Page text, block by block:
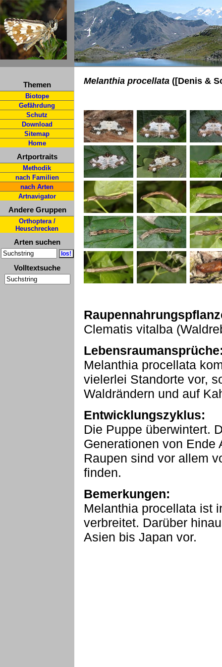
Themen
Biotope
Gefährdung
Schutz
Download
Sitemap
Home
Artportraits
Methodik
nach Familien
nach Arten
Artnavigator
Andere Gruppen
Orthoptera /
Heuschrecken
Arten suchen
Volltextsuche
Melanthia procellata ([Denis &
Clematis vitalba
Melanthia procellata
vielerlei Standorte vor,
Waldrändern und auf
Entwicklungszyklus:
Die Puppe überwintert.
Generationen von Ende
Raupen sind vor allem
finden.
Bemerkungen:
Melanthia procellata ist
verbreitet. Darüber
Asien bis Japan vor.